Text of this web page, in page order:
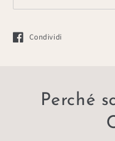
Condividi
Si apre in una nuova
Perché